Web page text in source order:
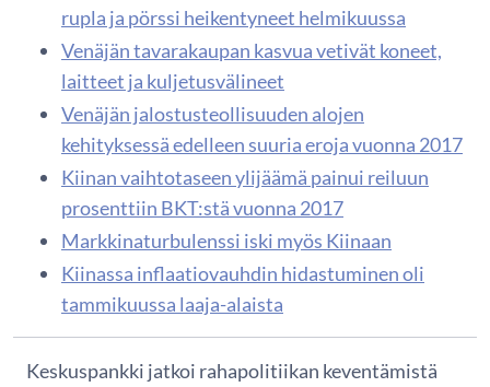
rupla ja pörssi heikentyneet helmikuussa
Venäjän tavarakaupan kasvua vetivät koneet,
laitteet ja kuljetusvälineet
Venäjän jalostusteollisuuden alojen
kehityksessä edelleen suuria eroja vuonna 2017
Kiinan vaihtotaseen ylijäämä painui reiluun
prosenttiin BKT:stä vuonna 2017
Markkinaturbulenssi iski myös Kiinaan
Kiinassa inflaatiovauhdin hidastuminen oli
tammikuussa laaja-alaista
Keskuspankki jatkoi rahapolitiikan keventämistä